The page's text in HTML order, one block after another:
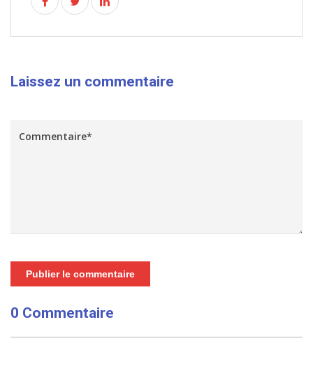
Laissez un commentaire
Publier le commentaire
0 Commentaire